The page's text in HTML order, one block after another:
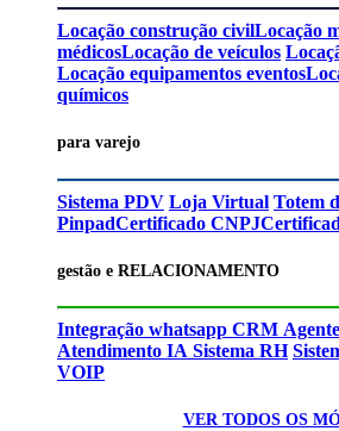
Locação construção civilLocação
médicosLocação de veículos
Locação equipamentos eventos
químicos
para varejo
Sistema PDV Loja Virtual Totem
PinpadCertificado CNPJ
gestão e RELACIONAMENTO
Integração whatsapp CRM
Atendimento IA Sistema RH
VOIP
VER TODOS OS